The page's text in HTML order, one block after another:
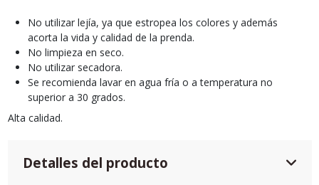
No utilizar lejía, ya que estropea los colores y además
acorta la vida y calidad de la prenda.
No limpieza en seco.
No utilizar secadora.
Se recomienda lavar en agua fría o a temperatura no
superior a 30 grados.
Alta calidad.
Detalles del producto